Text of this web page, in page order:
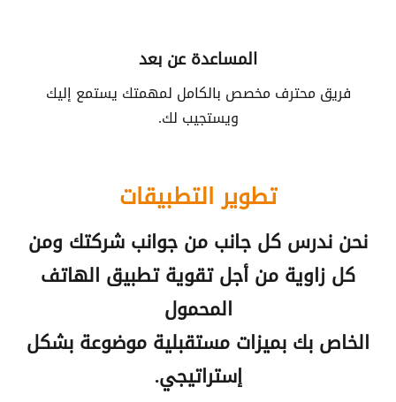
المساعدة عن بعد
فريق محترف مخصص بالكامل لمهمتك يستمع إليك
ويستجيب لك.
تطوير التطبيقات
نحن ندرس كل جانب من جوانب شركتك ومن
كل زاوية من أجل تقوية تطبيق الهاتف
المحمول
الخاص بك بميزات مستقبلية موضوعة بشكل
إستراتيجي.